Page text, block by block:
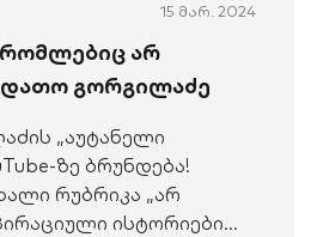
15 მარ. 2024
რომლებიც არ
დათო გორგილაძე
„აუტანელი
ზე ბრუნდება!
რუბრიკა „არ
ისტორიები